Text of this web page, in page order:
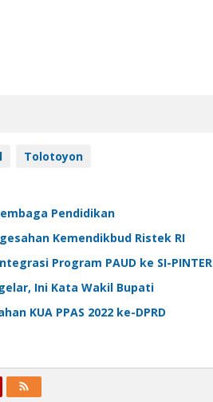
Tolotoyon
Pendidikan
Kemendikbud Ristek RI
Program PAUD ke SI-PINTER
Ini Kata Wakil Bupati
KUA PPAS 2022 ke-DPRD